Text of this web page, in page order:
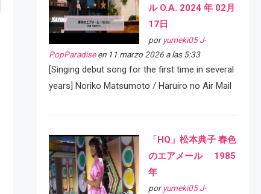
ル O.A. 2024 年 02月
17日
por yumeki05 J-
PopParadiseen 11 marzo 2026 a las 5:33
[Singing debut song for the first time in several
years] Noriko Matsumoto / Haruiro no Air Mail
「HQ」松本典子 春色
のエアメール 1985
年
por yumeki05 J-